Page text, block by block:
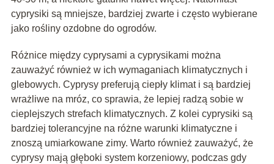
cyprysiki są mniejsze, bardziej zwarte i często wybierane
jako rośliny ozdobne do ogrodów.
Różnice między cyprysami a cyprysikami można
zauważyć również w ich wymaganiach klimatycznych i
glebowych. Cyprysy preferują ciepły klimat i są bardziej
wrażliwe na mróz, co sprawia, że lepiej radzą sobie w
cieplejszych strefach klimatycznych. Z kolei cyprysiki są
bardziej tolerancyjne na różne warunki klimatyczne i
znoszą umiarkowane zimy. Warto również zauważyć, że
cyprysy mają głęboki system korzeniowy, podczas gdy